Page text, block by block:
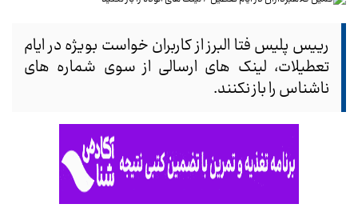
رییس پلیس فتا البرز از کاربران خواست بویژه در ایام
تعطیلات، لینک های ارسالی از سوی شماره های
ناشناس را باز نکنند.